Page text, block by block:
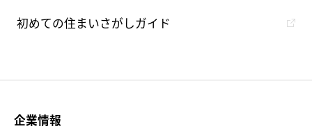
初めての住まいさがしガイド
企業情報